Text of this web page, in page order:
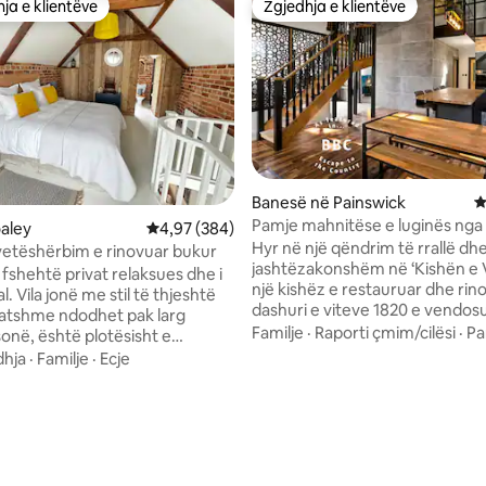
5, 484 vlerësime
e zgjedhjeve të klientëve
e klientëve
Vlerësimi mesatar 4,97 nga 5, 384 vlerësime
4,97 (384)
e rinovuar bukur
fshehtë privat relaksues dhe i
Vila jonë me stil të thjeshtë
ndodhet pak larg
e
me një kuzhinë, derë
· Familje · Ecje
Zgjedhja e klientëve
Zgjedhja e klientëve
Banesë në Painswick
Pamje mahnitëse e luginës nga
restauruar në Cotswolds
Hyr në një qëndrim të rrallë
jashtëzakonshëm në ‘Kishën e
një kishëz e restauruar dhe
dashuri e viteve 1820 e
kodër në fshatin idilik
Familje · Raporti çmim/cilësi ·